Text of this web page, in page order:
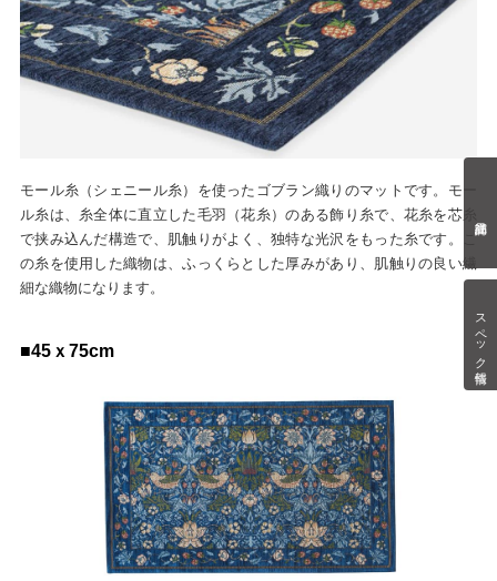
スペック情報
モール糸（シェニール糸）を使ったゴブラン織りのマットです。モー
ル糸は、糸全体に直立した毛羽（花糸）のある飾り糸で、花糸を芯糸
で挟み込んだ構造で、肌触りがよく、独特な光沢をもった糸です。こ
の糸を使用した織物は、ふっくらとした厚みがあり、肌触りの良い繊
細な織物になります。
■45ｘ75cm